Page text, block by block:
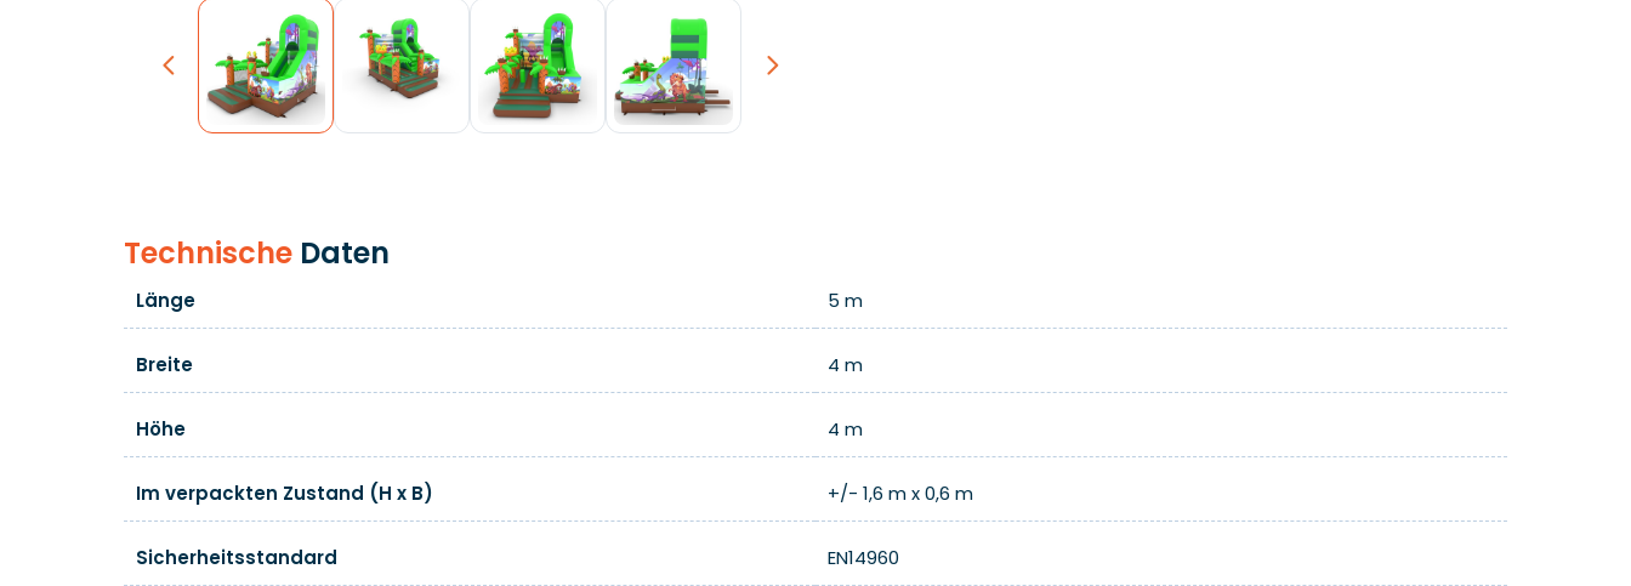
Previous
Technische Daten
Länge 5 m
Breite 4 m
Höhe 4 m
Im verpackten Zustand (H x B) +/- 1,6 m x 0,6 m
Sicherheitsstandard EN14960